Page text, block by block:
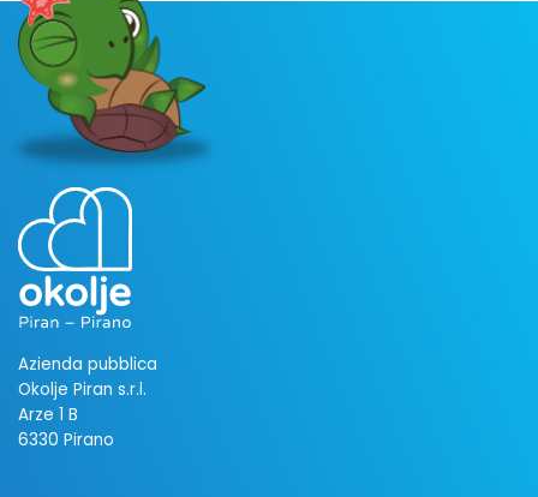
Azienda pubblica
Okolje Piran s.r.l.
Arze 1 B
6330 Pirano